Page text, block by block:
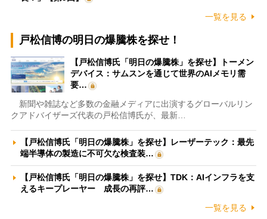
一覧を見る
戸松信博の明日の爆騰株を探せ！
【戸松信博氏「明日の爆騰株」を探せ】トーメン
デバイス：サムスンを通じて世界のAIメモリ需
要…
新聞や雑誌など多数の金融メディアに出演するグローバルリン
クアドバイザーズ代表の戸松信博氏が、最新…
【戸松信博氏「明日の爆騰株」を探せ】レーザーテック：最先
端半導体の製造に不可欠な検査装…
【戸松信博氏「明日の爆騰株」を探せ】TDK：AIインフラを支
えるキープレーヤー 成長の再評…
一覧を見る